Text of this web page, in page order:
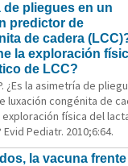
de pliegues en un
predictor de
de cadera
la exploración
de LCC?
¿Es la asimetría de
congénita de
física del
Pediatr. 2010;6:64.
la vacuna frente